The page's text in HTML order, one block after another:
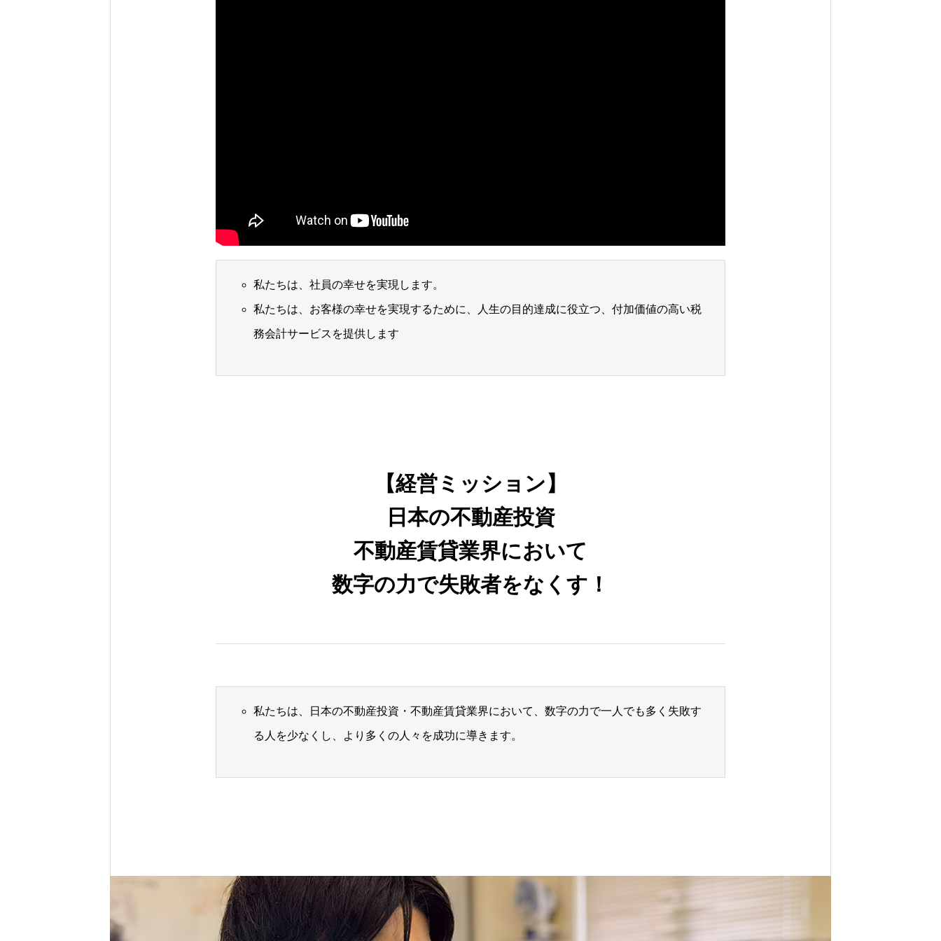
私たちは、社員の幸せを実現します。
私たちは、お客様の幸せを実現するために、人生の目的達成に役立つ、付加価値の高い税
務会計サービスを提供します
【経営ミッション】
日本の不動産投資
不動産賃貸業界において
数字の力で失敗者をなくす！
私たちは、日本の不動産投資・不動産賃貸業界において、数字の力で一人でも多く失敗す
る人を少なくし、より多くの人々を成功に導きます。